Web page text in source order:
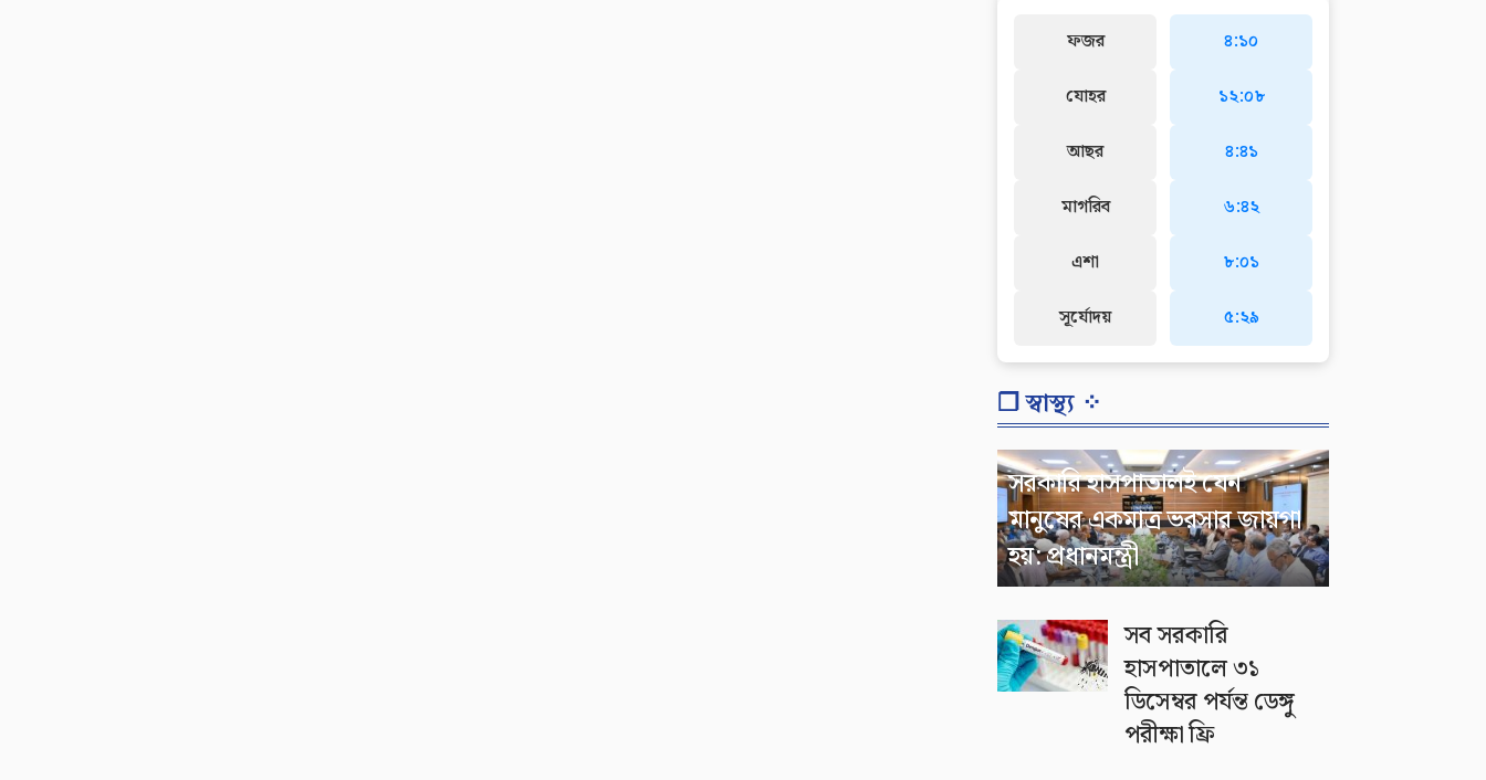
ফজর
যোহর
আছর
মাগরিব
এশা
সূর্যোদয়
৪:১০
১২:০৮
৪:৪১
৬:৪২
৮:০১
৫:২৯
❐ স্বাস্থ্য ⁘
সরকারি হাসপাতালই যেন
মানুষের একমাত্র ভরসার জায়গা
হয়: প্রধানমন্ত্রী
সব সরকারি
হাসপাতালে ৩১
ডিসেম্বর পর্যন্ত ডেঙ্গু
পরীক্ষা ফ্রি